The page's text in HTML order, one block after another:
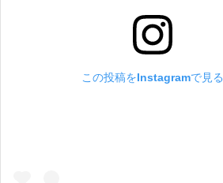
この投稿をInstagramで見る